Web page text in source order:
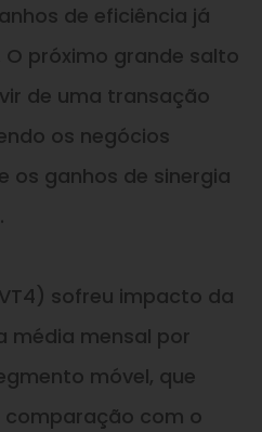
de eficiência já
próximo grande salto
de uma transação
os negócios
os ganhos de sinergia
sofreu impacto da
média mensal por
móvel, que
comparação com o